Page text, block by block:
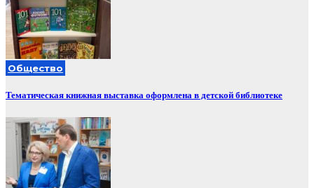
Общество
Тематическая книжная выставка оформлена в детской библиотеке